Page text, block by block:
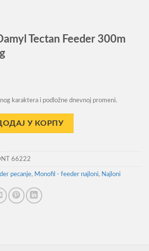
Tectan Feeder 300m
karaktera i podložne dnevnoj promeni.
Feeder 300m 0.25mm 5.2kg количина
У КОРПУ
66222
pecanje, Monofil - feeder najloni, Najloni